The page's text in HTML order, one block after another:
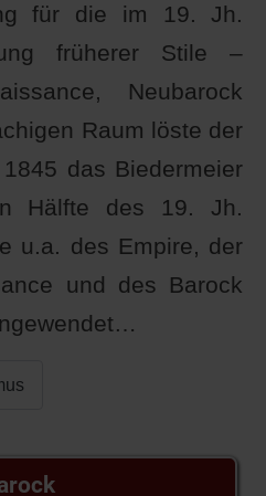
für die im 19. Jh.
früherer Stile –
Neubarock
Raum löste der
das Biedermeier
Hälfte des 19. Jh.
u.a. des Empire, der
und des Barock